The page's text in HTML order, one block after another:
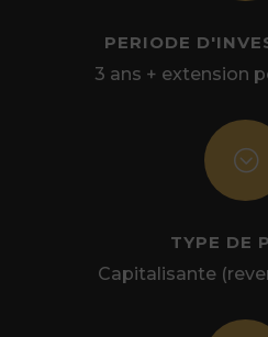
PERIODE
3 ans + extension
;
TYPE DE
Capitalisante